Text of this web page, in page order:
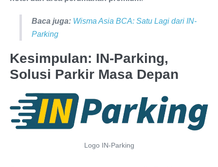
Baca juga: Wisma Asia BCA: Satu Lagi dari IN-
Parking
Kesimpulan: IN-Parking,
Solusi Parkir Masa Depan
Logo IN-Parking